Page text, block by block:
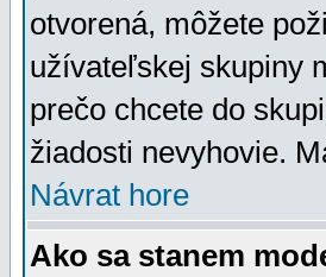
otvorená, môžete
užívateľskej skupiny
prečo chcete do
žiadosti nevyhovie.
Návrat hore
Ako sa stanem